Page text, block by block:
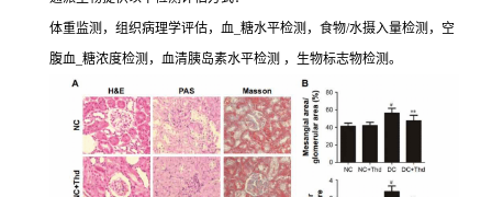
体重监测，组织病理学评估，血_糖水平检测，食物/水摄入量检测，空
腹血_糖浓度检测，血清胰岛素水平检测 ，生物标志物检测。